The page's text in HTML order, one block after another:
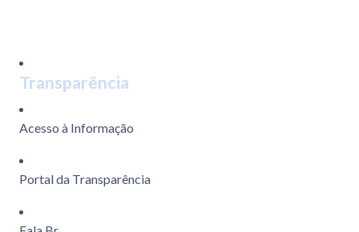
Transparência
Acesso à Informação
Portal da Transparência